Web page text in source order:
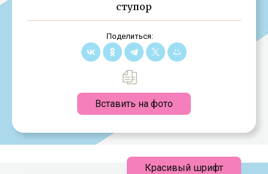
ступор
Поделиться:
Вставить на фото
Красивый шрифт